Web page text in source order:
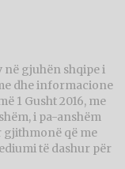
gjuhën shqipe i
dhe informacione
1 Gusht 2016, me
i pa-anshëm
gjithmonë që me
të dashur për